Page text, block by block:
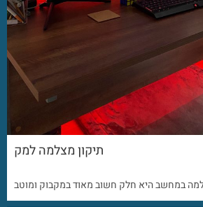
תיקון מצלמה למק